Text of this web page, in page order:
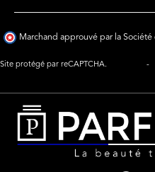
Marchand approuvé par la Société
Site protégé par reCAPTCHA. -